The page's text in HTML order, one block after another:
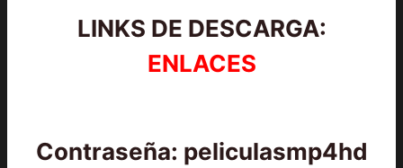
LINKS DE DESCARGA:
ENLACES
Contraseña: peliculasmp4hd